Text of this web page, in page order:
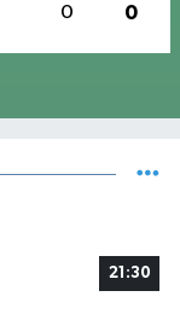
0 0
21:30